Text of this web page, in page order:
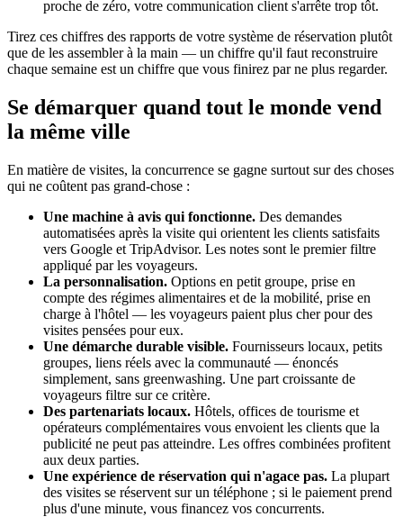
proche de zéro, votre communication client s'arrête trop tôt.
Tirez ces chiffres des rapports de votre système de réservation plutôt
que de les assembler à la main — un chiffre qu'il faut reconstruire
chaque semaine est un chiffre que vous finirez par ne plus regarder.
Se démarquer quand tout le monde vend
la même ville
En matière de visites, la concurrence se gagne surtout sur des choses
qui ne coûtent pas grand-chose :
Une machine à avis qui fonctionne. Des demandes
automatisées après la visite qui orientent les clients satisfaits
vers Google et TripAdvisor. Les notes sont le premier filtre
appliqué par les voyageurs.
La personnalisation. Options en petit groupe, prise en
compte des régimes alimentaires et de la mobilité, prise en
charge à l'hôtel — les voyageurs paient plus cher pour des
visites pensées pour eux.
Une démarche durable visible. Fournisseurs locaux, petits
groupes, liens réels avec la communauté — énoncés
simplement, sans greenwashing. Une part croissante de
voyageurs filtre sur ce critère.
Des partenariats locaux. Hôtels, offices de tourisme et
opérateurs complémentaires vous envoient les clients que la
publicité ne peut pas atteindre. Les offres combinées profitent
aux deux parties.
Une expérience de réservation qui n'agace pas. La plupart
des visites se réservent sur un téléphone ; si le paiement prend
plus d'une minute, vous financez vos concurrents.